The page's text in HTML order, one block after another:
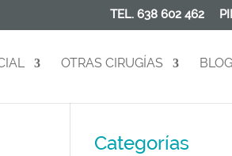
TEL. 638 602 462
OTRAS CIRUGÍAS BLOG
Categorías